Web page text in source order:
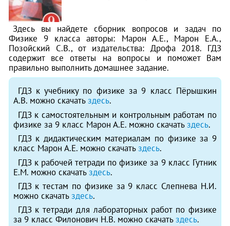
Здесь вы найдете сборник вопросов и задач по
Физике 9 класса авторы: Марон А.Е., Марон Е.А.,
Позойский С.В., от издательства: Дрофа 2018. ГДЗ
содержит все ответы на вопросы и поможет Вам
правильно выполнить домашнее задание.
ГДЗ к учебнику по физике за 9 класс Пёрышкин
А.В. можно скачатьздесь.
ГДЗ к самостоятельным и контрольным работам по
физике за 9 класс Марон А.Е. можно скачатьздесь.
ГДЗ к дидактическим материалам по физике за 9
класс Марон А.Е. можно скачатьздесь.
ГДЗ к рабочей тетради по физике за 9 класс Гутник
Е.М. можно скачатьздесь.
ГДЗ к тестам по физике за 9 класс Слепнева Н.И.
можно скачатьздесь.
ГДЗ к тетради для лабораторных работ по физике
за 9 класс Филонович Н.В. можно скачатьздесь.